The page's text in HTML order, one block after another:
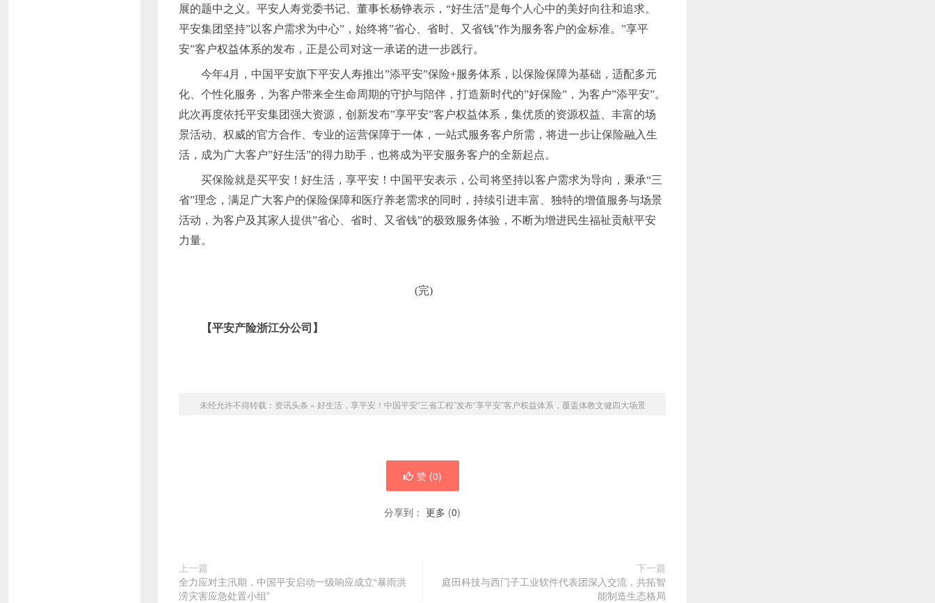
展的题中之义。平安人寿党委书记、董事长杨铮表示， “好生活”是每个人心中的美好向往和追求。
平安集团坚持”以客户需求为中心”，始终将”省心、省时、又省钱”作为服务客户的金标准。”享平
安”客户权益体系的发布，正是公司对这一承诺的进一步践行。
今年4月，中国平安旗下平安人寿推出”添平安”保险+服务体系，以保险保障为基础，适配多元
化、个性化服务，为客户带来全生命周期的守护与陪伴，打造新时代的”好保险”，为客户”添平安”。
此次再度依托平安集团强大资源，创新发布”享平安”客户权益体系，集优质的资源权益、丰富的场
景活动、权威的官方合作、专业的运营保障于一体，一站式服务客户所需，将进一步让保险融入生
活，成为广大客户”好生活”的得力助手，也将成为平安服务客户的全新起点。
买保险就是买平安！好生活，享平安！中国平安表示，公司将坚持以客户需求为导向，秉承“三
省”理念，满足广大客户的保险保障和医疗养老需求的同时，持续引进丰富、独特的增值服务与场景
活动，为客户及其家人提供”省心、省时、又省钱”的极致服务体验，不断为增进民生福祉贡献平安
力量。
(完)
【平安产险浙江分公司 】
未经允许不得转载： 资讯头条 » 好生活，享平安！中国平安“三省工程”发布“享平安”客户权益体系，覆盖体教文健四大场景
赞 (0)
分享到： 更多 (0)
上一篇
全力应对主汛期，中国平安启动一级响应成立“暴雨洪
涝灾害应急处置小组”
下一篇
庭田科技与西门子工业软件代表团深入交流，共拓智
能制造生态格局